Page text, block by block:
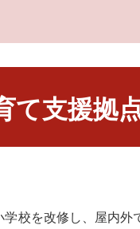
て支援拠
学校を改修し、屋内